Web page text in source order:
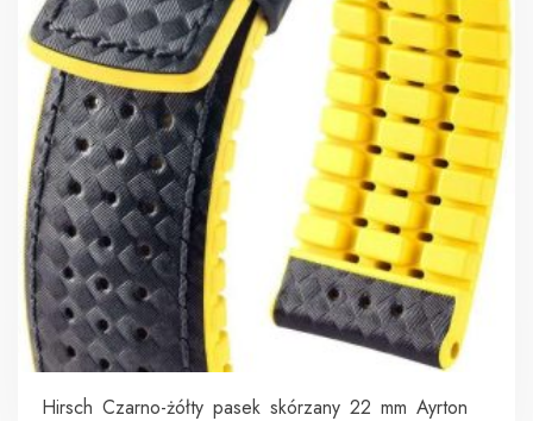
Hirsch Czarno-żółty pasek skórzany 22 mm Ayrton